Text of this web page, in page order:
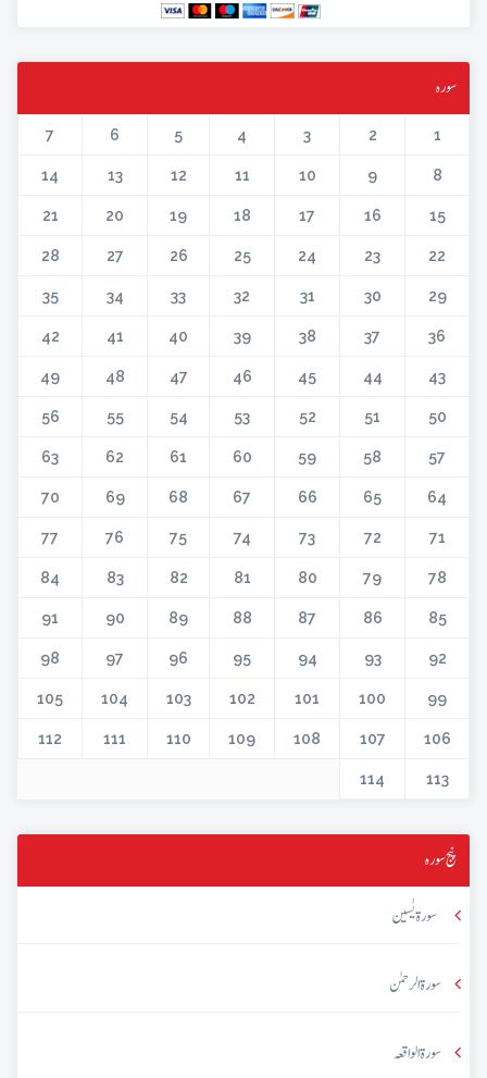
سورہ
1
2
3
4
5
6
7
8
9
10
11
12
13
14
15
16
17
18
19
20
21
22
23
24
25
26
27
28
29
30
31
32
33
34
35
36
37
38
39
40
41
42
43
44
45
46
47
48
49
50
51
52
53
54
55
56
57
58
59
60
61
62
63
64
65
66
67
68
69
70
71
72
73
74
75
76
77
78
79
80
81
82
83
84
85
86
87
88
89
90
91
92
93
94
95
96
97
98
99
100
101
102
103
104
105
106
107
108
109
110
111
112
113
114
پنج سورہ
سورۃ یٰسین
سورۃ الرحمٰن
سورۃ الواقعہ